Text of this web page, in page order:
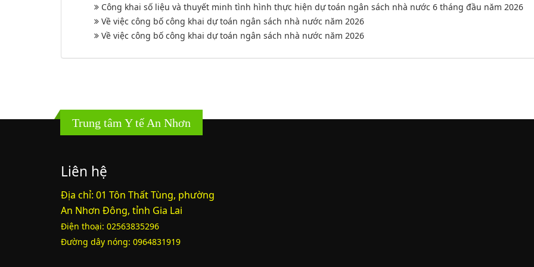
Công khai số liệu và thuyết minh tình hình thực hiện dự toán ngân sách nhà nước 6 tháng đầu năm 2026
Về việc công bố công khai dự toán ngân sách nhà nước năm 2026
Về việc công bố công khai dự toán ngân sách nhà nước năm 2026
Trung tâm Y tế An Nhơn
Liên hệ
Địa chỉ: 01 Tôn Thất Tùng, phường
An Nhơn Đông, tỉnh Gia Lai
Điện thoại: 02563835296
Đường dây nóng: 0964831919